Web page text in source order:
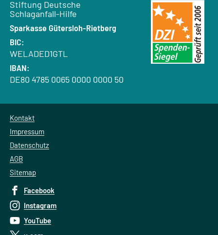
Empfänger:
Stiftung Deutsche
Schlaganfall-Hilfe
Bank:
Sparkasse Gütersloh-Rietberg
BIC:
WELADED1GTL
IBAN:
DE80 4785 0065 0000 0000 50
Kontakt
Impressum
Datenschutz
AGB
Sitemap
Facebook
Instagram
YouTube